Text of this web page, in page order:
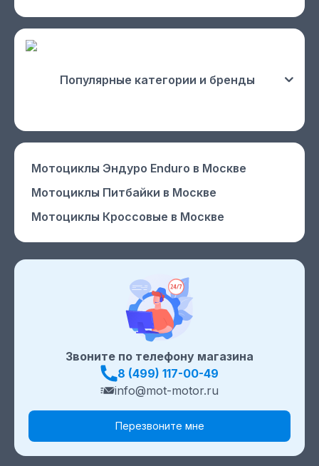
Звоните по телефону магазина
8 (499) 117-00-49
info@mot-motor.ru
Перезвоните мне
Популярные категории и бренды
Мотоциклы Эндуро Enduro в Москве
Мотоциклы Питбайки в Москве
Мотоциклы Кроссовые в Москве